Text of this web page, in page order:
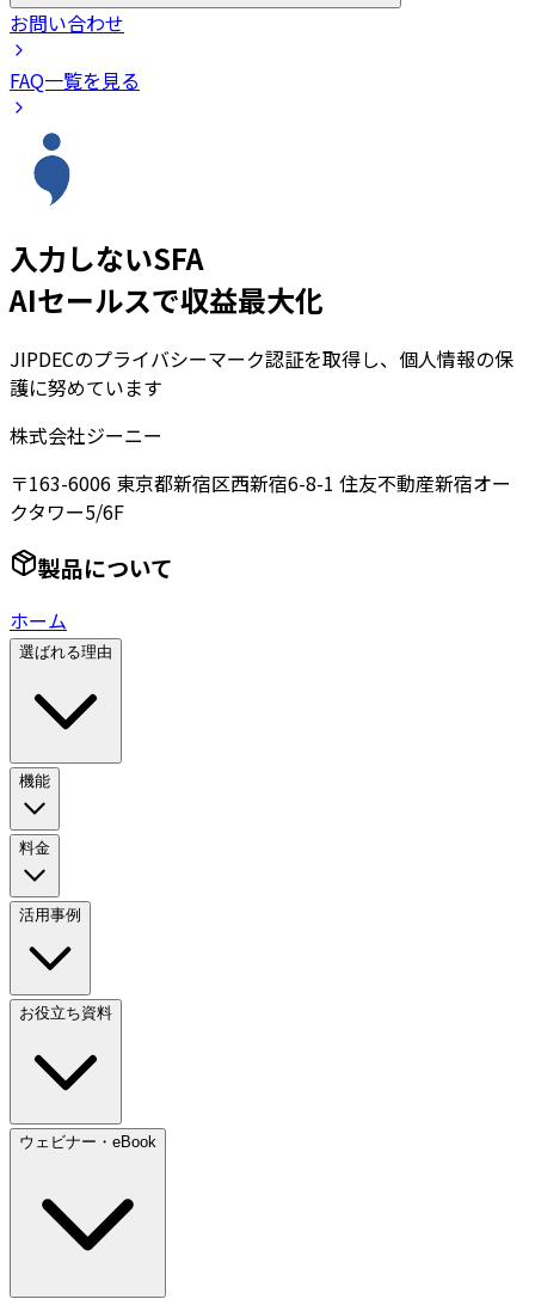
お問い合わせ
FAQ一覧を見る
入力しないSFA
AIセールスで収益最大化
JIPDECのプライバシーマーク認証を取得し、個人情報の保
護に努めています
株式会社ジーニー
〒163-6006 東京都新宿区西新宿6-8-1 住友不動産新宿オー
クタワー5/6F
製品について
ホーム
選ばれる理由
機能
料金
活用事例
お役立ち資料
ウェビナー・eBook